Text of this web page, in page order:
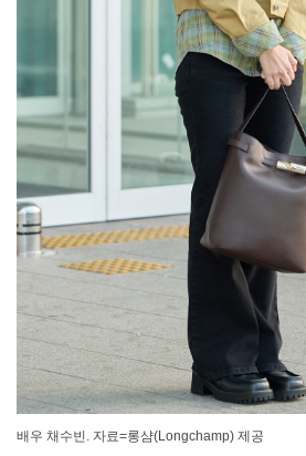
배우 채수빈. 자료=롱샴(Longchamp) 제공